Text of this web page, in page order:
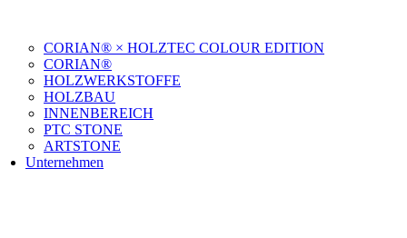
CORIAN® × HOLZTEC COLOUR EDITION
CORIAN®
HOLZWERKSTOFFE
HOLZBAU
INNENBEREICH
PTC STONE
ARTSTONE
Unternehmen